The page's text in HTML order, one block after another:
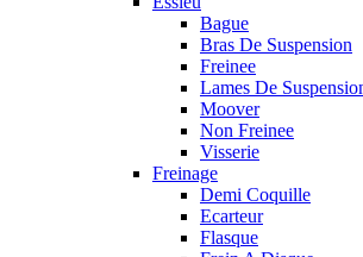
Bague
Bras De Suspension
Freinee
Lames De
Moover
Non Freinee
Visserie
Freinage
Demi Coquille
Ecarteur
Flasque